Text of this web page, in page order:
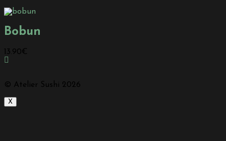
Bobun
13.90€
© Atelier Sushi 2026
X